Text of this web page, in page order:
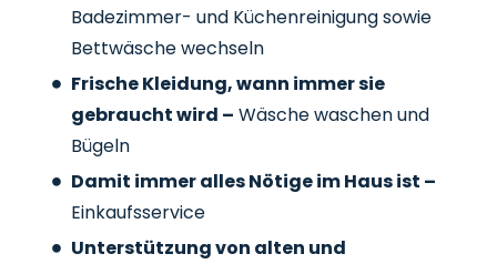
Badezimmer- und Küchenreinigung sowie
Bettwäsche wechseln
Frische Kleidung, wann immer sie
gebraucht wird – Wäsche waschen und
Bügeln
Damit immer alles Nötige im Haus ist –
Einkaufsservice
Unterstützung von alten und